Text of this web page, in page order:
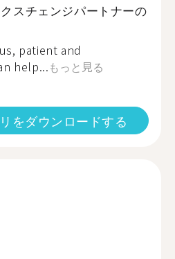
スチェンジパートナーの
patient and
help...もっと見る
をダウンロードする